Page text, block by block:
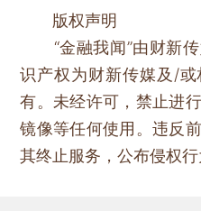
版权声明
“金融我闻”由财新传
识产权为财新传媒及/
有。未经许可，禁止进
镜像等任何使用。违反
其终止服务，公布侵权